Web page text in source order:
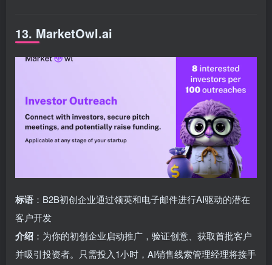
13. MarketOwl.ai
标语 ：B2B初创企业通过领英和电子邮件进行AI驱动的潜在
客户开发
介绍 ：为你的初创企业启动推广，验证创意、获取首批客户
并吸引投资者。只需投入1小时，AI销售线索管理经理将接手